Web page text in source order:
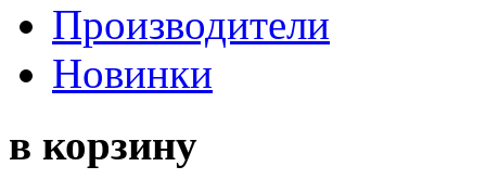
Производители
Новинки
в корзину